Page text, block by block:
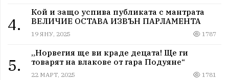
4.
Кой и защо успива публиката с мантрата
ВЕЛИЧИЕ ОСТАВА ИЗВЪН ПАРЛАМЕНТА
19 ЯНУ, 2025 1787
5.
„Норвегия ще ви краде децата! Ще ги
товарят на влакове от гара Подуяне“
22 МАРТ, 2025 1781